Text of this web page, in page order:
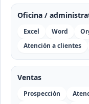
Oficina /
Excel Word
Atención a clientes
Ventas
Prospección